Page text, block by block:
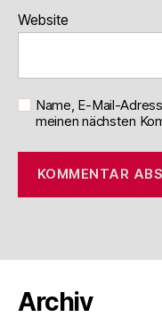
Website
Name, E-Mail-
meinen nächsten
Archiv